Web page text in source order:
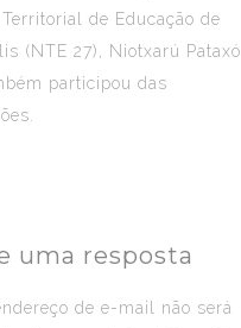
de Educação de
(NTE 27), Niotxarú Pataxó,
participou das
uma resposta
de e-mail não será